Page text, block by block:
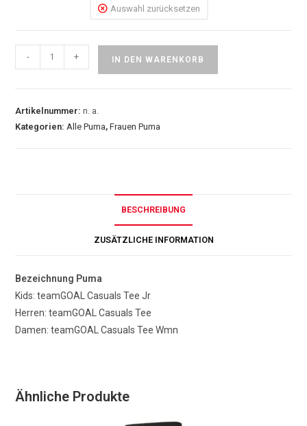
Auswahl zurücksetzen
- + IN DEN WARENKORB
Artikelnummer:n. a.
Kategorien:Alle Puma,Frauen Puma
BESCHREIBUNG
ZUSÄTZLICHE INFORMATION
Bezeichnung Puma
Kids: teamGOAL Casuals Tee Jr
Herren: teamGOAL Casuals Tee
Damen: teamGOAL Casuals Tee Wmn
Ähnliche Produkte